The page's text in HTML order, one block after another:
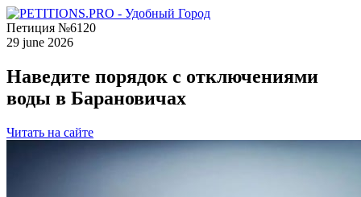
Петиция №6120
29 june 2026
Наведите порядок с отключениями
воды в Барановичах
Читать на сайте